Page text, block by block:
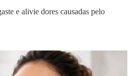
e alivie dores causadas pelo